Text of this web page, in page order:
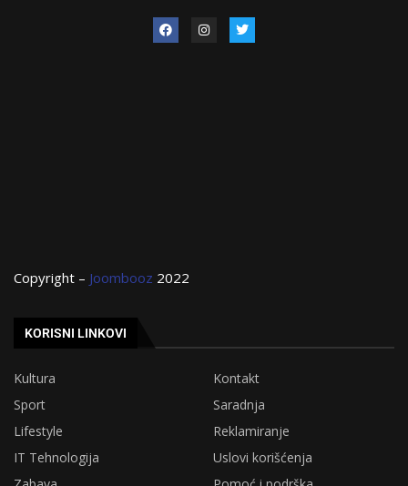
Copyright – Joombooz 2022
KORISNI LINKOVI
Kultura
Kontakt
Sport
Saradnja
Lifestyle
Reklamiranje
IT Tehnologija
Uslovi korišćenja